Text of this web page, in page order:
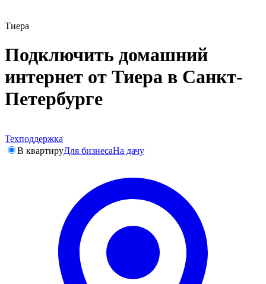
Тиера
Подключить домашний
интернет от Тиера в Санкт-
Петербурге
Техподдержка
В квартируДля бизнесаНа дачу